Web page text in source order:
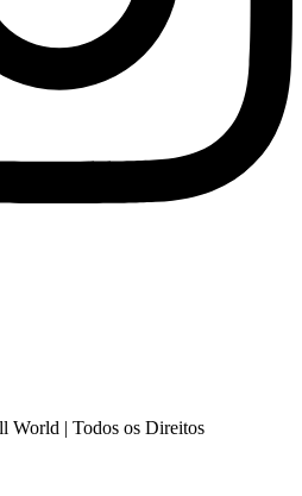
World | Todos os Direitos